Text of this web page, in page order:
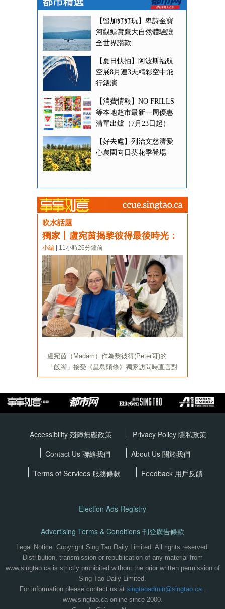
Accessibility 殘障無礙政策 Privacy Policy 隱私政策
Contact Us 聯絡我們
About Us 關於我們
Terms of Services 服務條款 Feedback 用戶反饋
Election Ads Registry
Advertising Terms & Conditions 刊登廣告條款
Legal Notice: Copyright Sing Tao Daily Limited. All rights reserved.
Distribution, transmission or republication of any material from
www.singtao.ca is strictly prohibited without the prior written permission of
Sing Tao Daily Limited.
For information please contact us at singtaoadmin@singtao.ca.
www.singtao.ca online since 2000.